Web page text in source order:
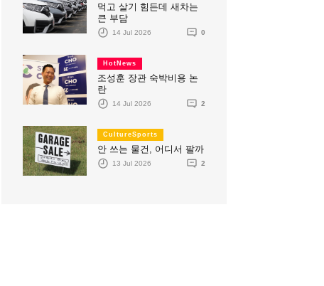
먹고 살기 힘든데 새차는
큰 부담
14 Jul 2026 0
HotNews
조성훈 장관 숙박비용 논
란
14 Jul 2026 2
CultureSports
안 쓰는 물건, 어디서 팔까
13 Jul 2026 2